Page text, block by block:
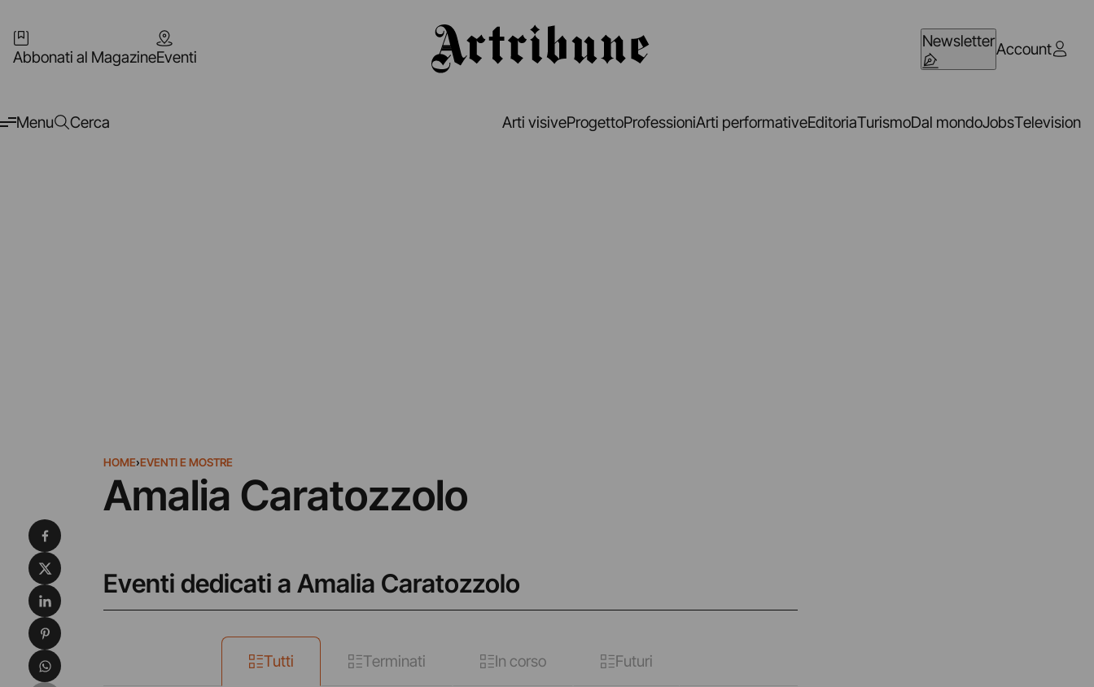
Abbonati al MagazineEventi
NewsletterAccount
Menu Cerca Arti visiveProgettoProfessioniArti performativeEditoriaTurismoDal mondoJobsTelevision
HOME›EVENTI E MOSTRE
Amalia Caratozzolo
Eventi dedicati a Amalia Caratozzolo
Tutti Terminati In corso Futuri
Condividi su Facebook
Condividi su X
Condividi su LinkedIn
Condividi su Pinterest
Condividi su WhatsApp